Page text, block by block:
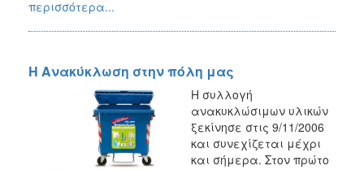
περισσότερα...
Η Ανακύκλωση στην πόλη μας
Η συλλογή
ανακυκλώσιμων υλικών
ξεκίνησε στις 9/11/2006
και συνεχίζεται μέχρι
και σήμερα. Στον πρώτο